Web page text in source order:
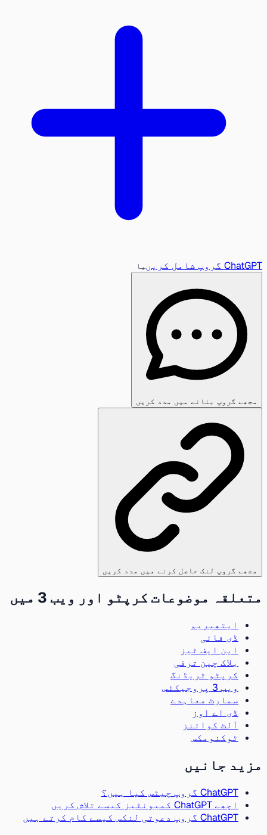
ChatGPT گروپ شامل کریں یا
مجھے گروپ بنانے میں مدد کریں
مجھے گروپ لنک حاصل کرنے میں مدد کریں
متعلقہ موضوعات کرپٹو اور ویب 3 میں
ایتھیریم
ڈی فائی
این ایف ٹیز
بلاک چین ترقی
کرپٹو ٹریڈنگ
ویب 3 پروجیکٹس
سمارٹ معاہدے
ڈی اے اوز
آلٹ کوائنز
ٹوکنومکس
مزید جانیں
ChatGPT گروپ چیٹس کیا ہیں؟
اچھے ChatGPT کمیونٹیز کیسے تلاش کریں
ChatGPT گروپ دعوتی لنکس کیسے کام کرتے ہیں